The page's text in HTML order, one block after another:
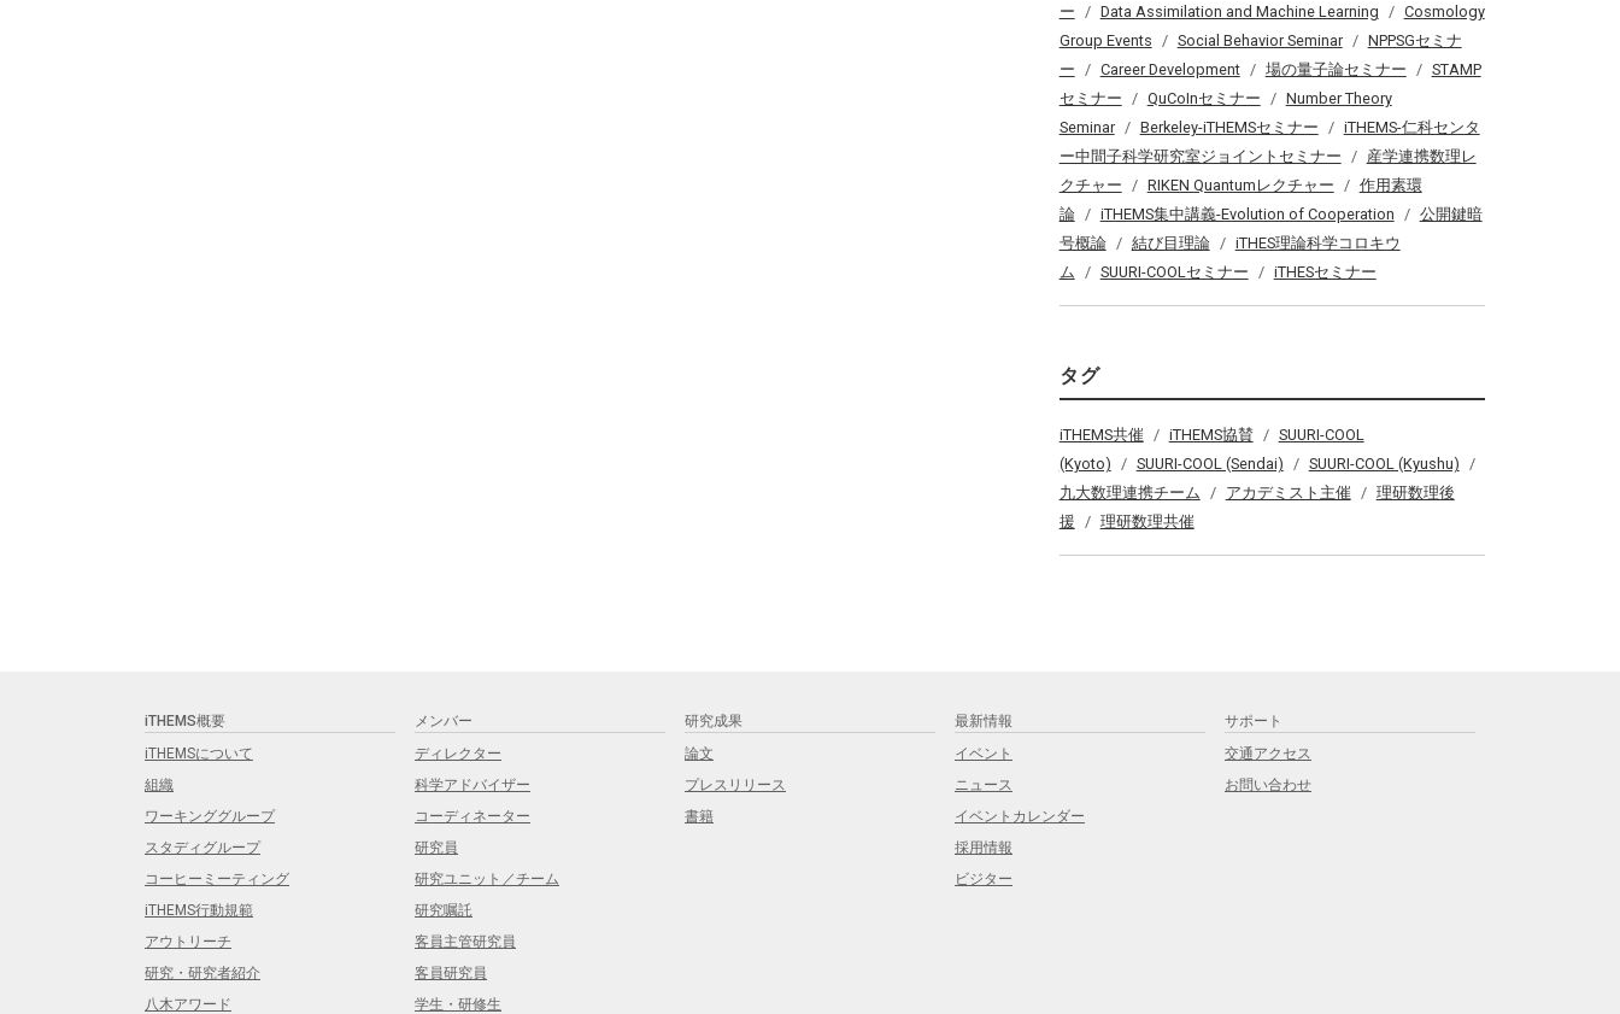
ー
Data Assimilation and Machine Learning
Cosmology
Group Events
Social Behavior Seminar
NPPSGセミナ
ー
Career Development 場の量子論セミナー
STAMP
セミナー
QuCoInセミナー
Number Theory
Seminar
Berkeley-iTHEMSセミナー
iTHEMS-仁科センタ
ー中間子科学研究室ジョイントセミナー
産学連携数理レ
クチャー
RIKEN Quantumレクチャー
作用素環
論
iTHEMS集中講義-Evolution of Cooperation
公開鍵暗
号概論
結び目理論
iTHES理論科学コロキウ
ム
SUURI-COOLセミナー iTHESセミナー
タグ
iTHEMS共催 iTHEMS協賛
SUURI-COOL
(Kyoto)
SUURI-COOL (Sendai)
SUURI-COOL (Kyushu)
九大数理連携チーム
アカデミスト主催
理研数理後
援
理研数理共催
iTHEMS概要
iTHEMSについて
組織
ワーキンググループ
スタディグループ
コーヒーミーティング
iTHEMS行動規範
アウトリーチ
研究・研究者紹介
八木アワード
メンバー
ディレクター
科学アドバイザー
コーディネーター
研究員
研究ユニット／チーム
研究嘱託
客員主管研究員
客員研究員
学生・研修生
研究成果
論文
プレスリリース
書籍
最新情報
イベント
ニュース
イベントカレンダー
採用情報
ビジター
サポート
交通アクセス
お問い合わせ